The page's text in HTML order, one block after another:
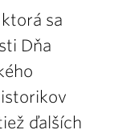
sa
Dňa
ďalších